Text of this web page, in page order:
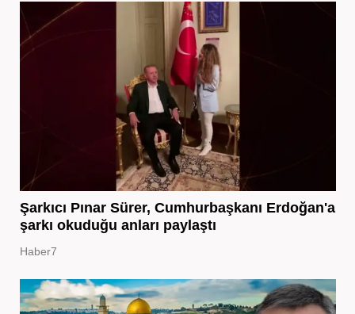
Şarkıcı Pınar Sürer, Cumhurbaşkanı Erdoğan'a
şarkı okuduğu anları paylaştı
Haber7